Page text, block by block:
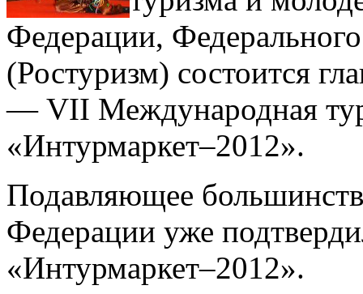
Федерации,
(Ростуризм) состоится
— VII Международная
«Интурмаркет–2012».
Подавляющее
Федерации уже
«Интурмаркет–2012».